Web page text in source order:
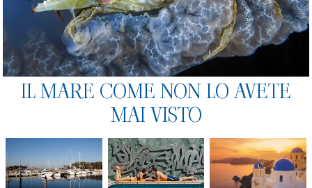
IL MARE COME NON LO AVETE
MAI VISTO